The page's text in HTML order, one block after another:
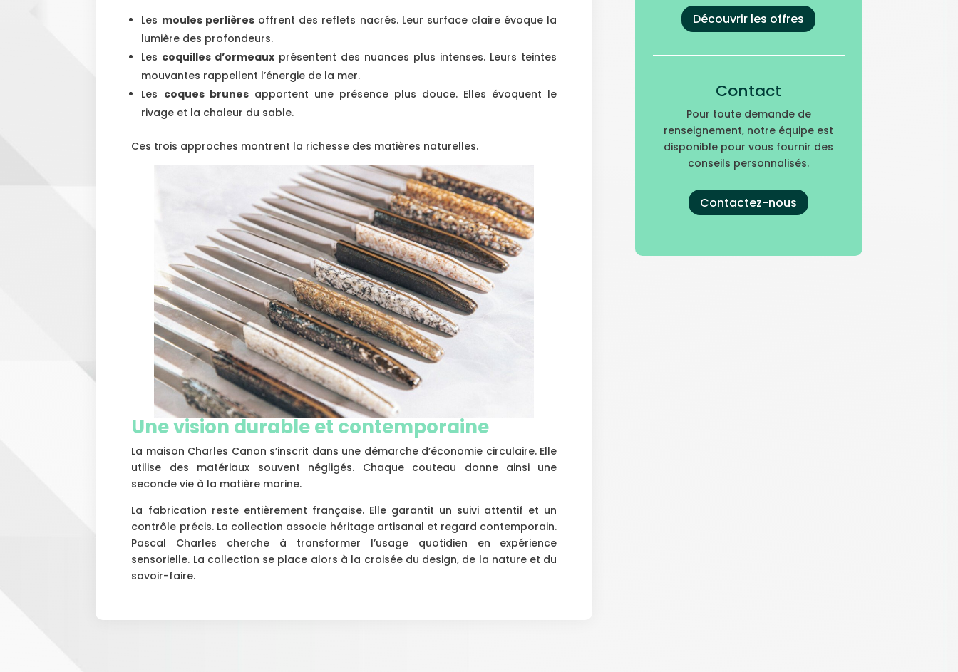
Les moules perlièresoffrent des reflets nacrés. Leur surface claire évoque la
lumière des profondeurs.
Les coquilles d’ormeaux présentent des nuances plus intenses. Leurs teintes
mouvantes rappellent l’énergie de la mer.
Les coques brunesapportent une présence plus douce. Elles évoquent le
rivage et la chaleur du sable.
Ces trois approches montrent la richesse des matières naturelles.
Une vision durable et contemporaine
La maison Charles Canon s’inscrit dans une démarche d’économie circulaire. Elle
utilise des matériaux souvent négligés. Chaque couteau donne ainsi une
seconde vie à la matière marine.
La fabrication reste entièrement française. Elle garantit un suivi attentif et un
contrôle précis. La collection associe héritage artisanal et regard contemporain.
Pascal Charles cherche à transformer l’usage quotidien en expérience
sensorielle. La collection se place alors à la croisée du design, de la nature et du
savoir-faire.
Découvrir les offres
Contact
Pour toute demande de
renseignement, notre équipe est
disponible pour vous fournir des
conseils personnalisés.
Contactez-nous